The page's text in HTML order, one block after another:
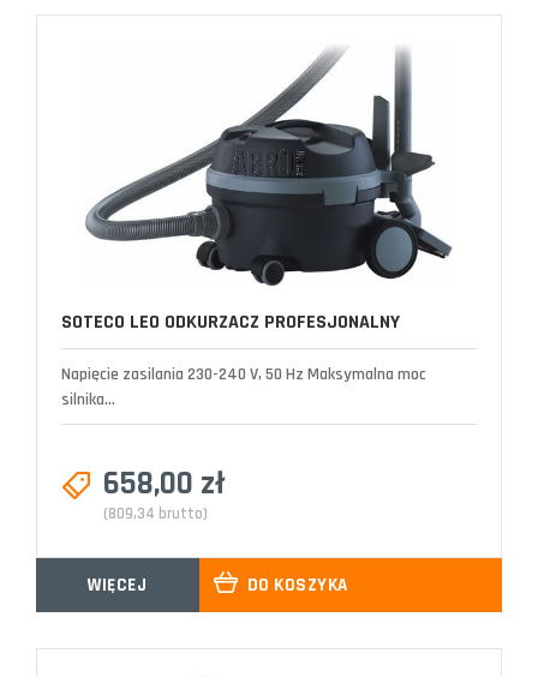
SOTECO LEO ODKURZACZ PROFESJONALNY
Napięcie zasilania 230-240 V, 50 Hz Maksymalna moc
silnika...
658,00 zł
(809,34 brutto)
WIĘCEJ DO KOSZYKA